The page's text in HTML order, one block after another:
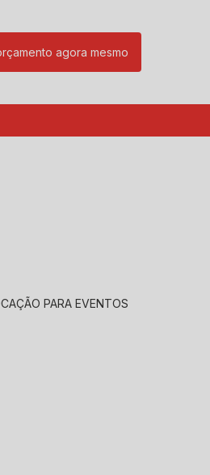
agora mesmo
PARA EVENTOS